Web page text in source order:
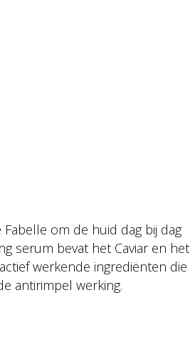
om de huid dag bij dag
serum bevat het Caviar en het
werkende ingrediënten die
antirimpel werking.